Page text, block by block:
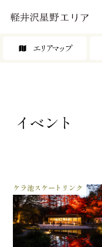
エリアマップ
イベント
ケラ池スケートリンク